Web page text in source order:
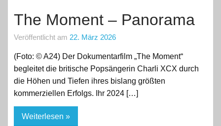
The Moment – Panorama
Veröffentlicht am 22. März 2026
(Foto: © A24) Der Dokumentarfilm „The Moment“
begleitet die britische Popsängerin Charli XCX durch
die Höhen und Tiefen ihres bislang größten
kommerziellen Erfolgs. Ihr 2024 […]
Weiterlesen »